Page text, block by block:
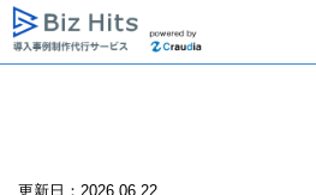
更新日：2026.06.22